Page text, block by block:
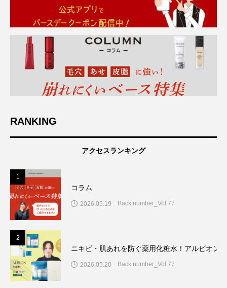
RANKING
アクセスランキング
1
コラム
2026.05.19 Back number_Vol.77
2
ニキビ・肌あれを防ぐ薬用化粧水！アルビオン
2026.05.20 Back number_Vol.77